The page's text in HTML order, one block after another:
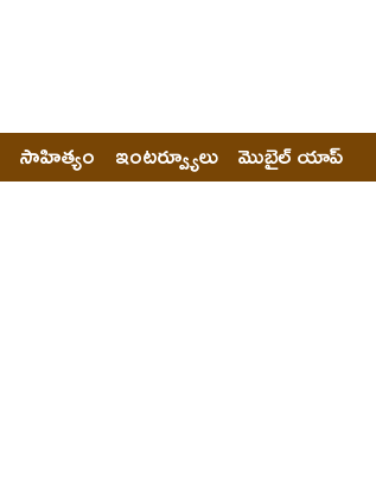
సాహిత్యం ఇంటర్వ్యూలు మొబైల్ యాప్